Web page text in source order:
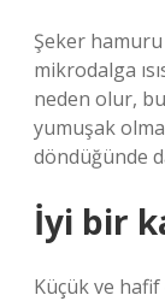
Şeker
mikrodalga
neden olur,
yumuşak
döndüğünde
İyi bir
Küçük ve